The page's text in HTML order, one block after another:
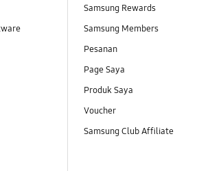
Samsung Rewards
Samsung Members
Pesanan
Page Saya
Produk Saya
Voucher
Samsung Club Affiliate